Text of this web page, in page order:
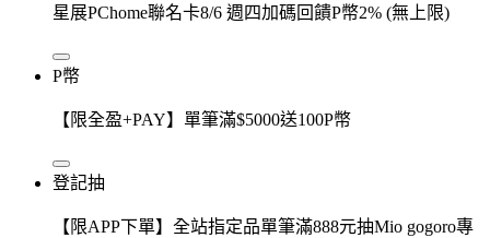
星展PChome聯名卡8/6 週四加碼回饋P幣2% (無上限)
P幣
【限全盈+PAY】單筆滿$5000送100P幣
登記抽
【限APP下單】全站指定品單筆滿888元抽Mio gogoro專